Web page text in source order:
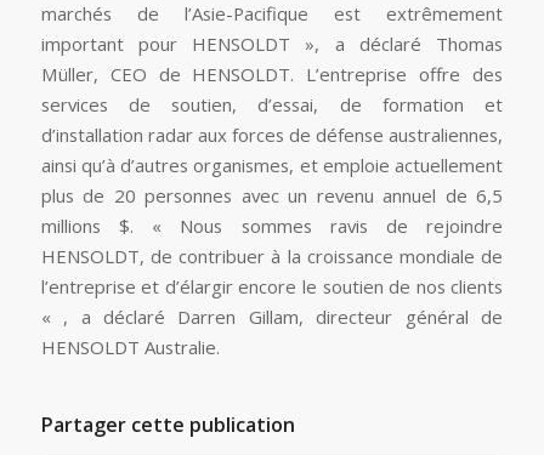
marchés de l’Asie-Pacifique est extrêmement
important pour HENSOLDT », a déclaré Thomas
Müller, CEO de HENSOLDT. L’entreprise offre des
services de soutien, d’essai, de formation et
d’installation radar aux forces de défense australiennes,
ainsi qu’à d’autres organismes, et emploie actuellement
plus de 20 personnes avec un revenu annuel de 6,5
millions $. « Nous sommes ravis de rejoindre
HENSOLDT, de contribuer à la croissance mondiale de
l’entreprise et d’élargir encore le soutien de nos clients
« , a déclaré Darren Gillam, directeur général de
HENSOLDT Australie.
Partager cette publication